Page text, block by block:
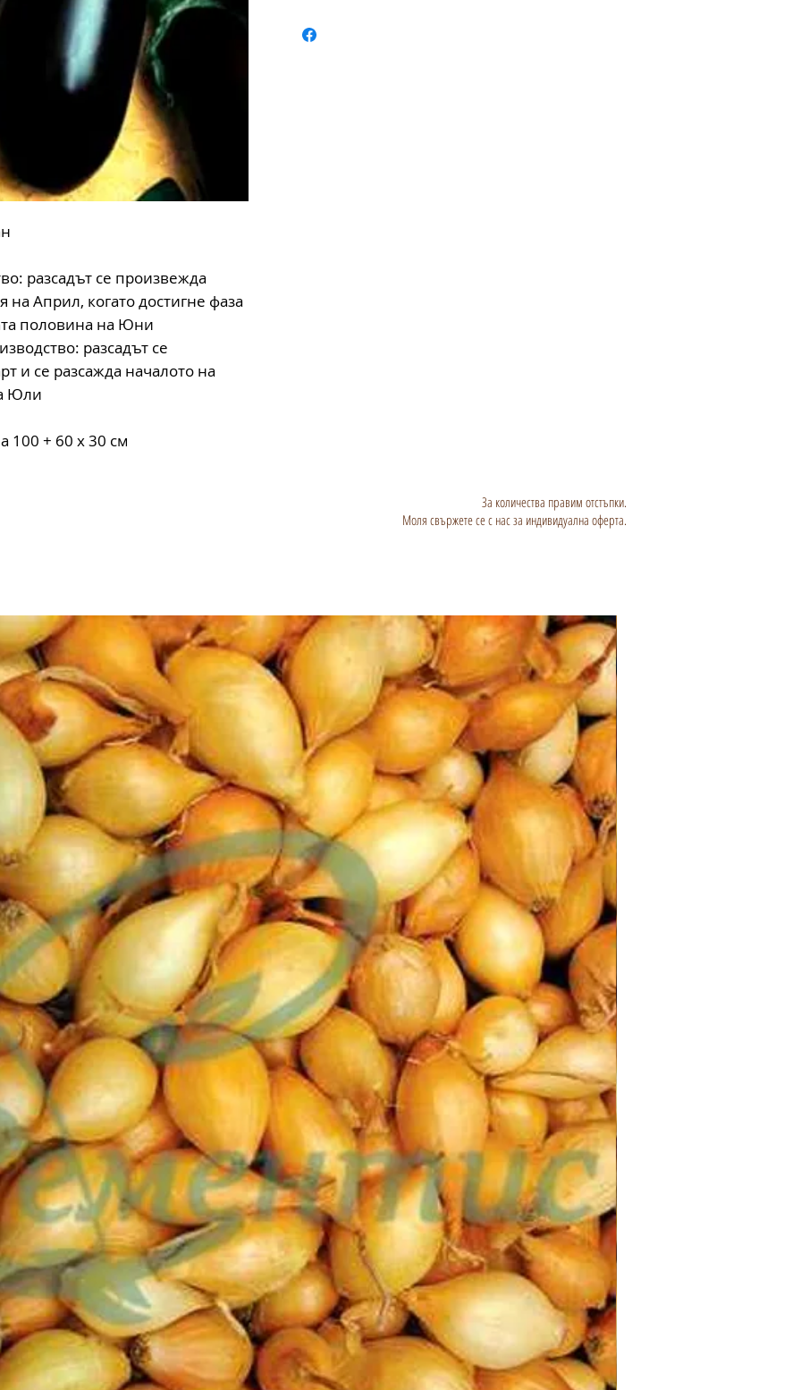
разсадът се произвежда
на Април, когато достигне фаза
половина на Юни
разсадът се
и се разсажда началото на
Юли
100 + 60 х 30 см
За количества правим отстъпки.
Моля свържете се с нас за индивидуална оферта.